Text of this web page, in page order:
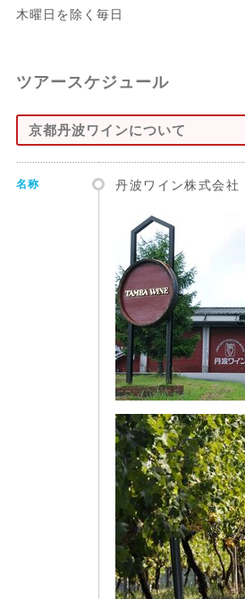
木曜日を除く毎日
ツアースケジュール
京都丹波ワインについて
名称 丹波ワイン株式会社